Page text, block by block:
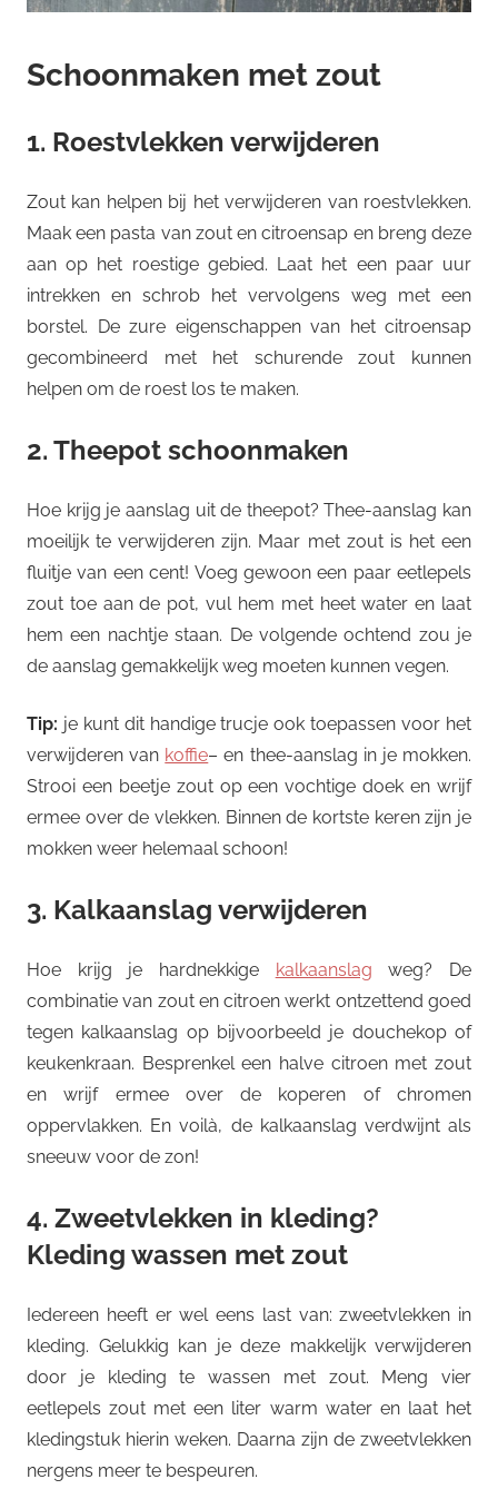
Schoonmaken met zout
1. Roestvlekken verwijderen
Zout kan helpen bij het verwijderen van roestvlekken.
Maak een pasta van zout en citroensap en breng deze
aan op het roestige gebied. Laat het een paar uur
intrekken en schrob het vervolgens weg met een
borstel. De zure eigenschappen van het citroensap
gecombineerd met het schurende zout kunnen
helpen om de roest los te maken.
2. Theepot schoonmaken
Hoe krijg je aanslag uit de theepot? Thee-aanslag kan
moeilijk te verwijderen zijn. Maar met zout is het een
fluitje van een cent! Voeg gewoon een paar eetlepels
zout toe aan de pot, vul hem met heet water en laat
hem een nachtje staan. De volgende ochtend zou je
de aanslag gemakkelijk weg moeten kunnen vegen.
Tip: je kunt dit handige trucje ook toepassen voor het
verwijderen van koffie– en thee-aanslag in je mokken.
Strooi een beetje zout op een vochtige doek en wrijf
ermee over de vlekken. Binnen de kortste keren zijn je
mokken weer helemaal schoon!
3. Kalkaanslag verwijderen
Hoe krijg je hardnekkige kalkaanslag weg? De
combinatie van zout en citroen werkt ontzettend goed
tegen kalkaanslag op bijvoorbeeld je douchekop of
keukenkraan. Besprenkel een halve citroen met zout
en wrijf ermee over de koperen of chromen
oppervlakken. En voilà, de kalkaanslag verdwijnt als
sneeuw voor de zon!
4. Zweetvlekken in kleding?
Kleding wassen met zout
Iedereen heeft er wel eens last van: zweetvlekken in
kleding. Gelukkig kan je deze makkelijk verwijderen
door je kleding te wassen met zout. Meng vier
eetlepels zout met een liter warm water en laat het
kledingstuk hierin weken. Daarna zijn de zweetvlekken
nergens meer te bespeuren.